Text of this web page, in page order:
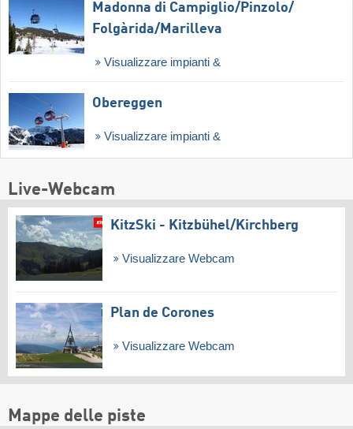
Madonna di Campiglio/​Pinzolo/​
Folgàrida/​Marilleva
Visualizzare impianti &
Obereggen
Visualizzare impianti &
Live-Webcam
KitzSki - Kitzbühel/​Kirchberg
Visualizzare Webcam
Plan de Corones
Visualizzare Webcam
Mappe delle piste